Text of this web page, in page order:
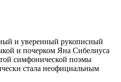
и уверенный рукописный
и почерком Яна Сибелиуса
симфонической поэмы
стала неофициальным